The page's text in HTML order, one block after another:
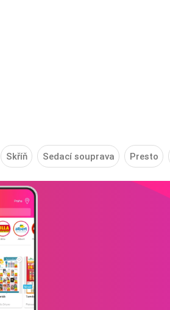
Skříň Sedací souprava Presto